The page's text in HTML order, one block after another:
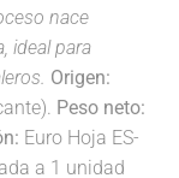
nace
ideal para
Origen:
Peso neto:
Euro Hoja ES-
a 1 unidad